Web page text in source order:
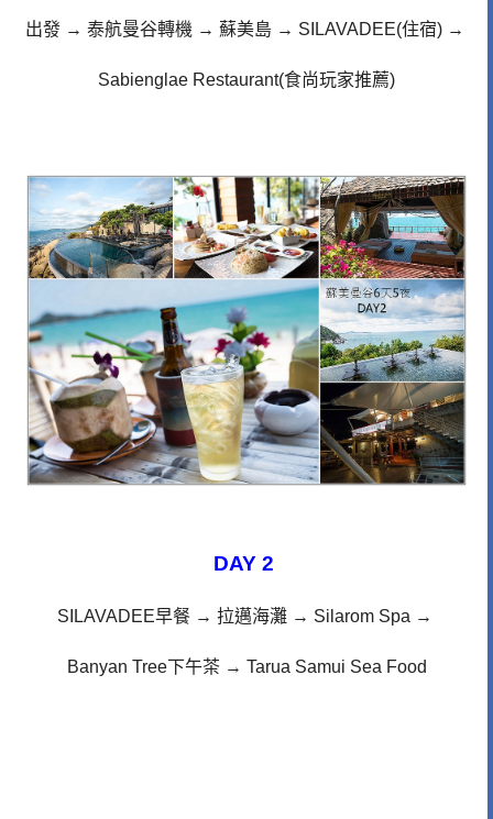
出發 → 泰航曼谷轉機 → 蘇美島 → SILAVADEE(住宿) →
Sabienglae Restaurant(食尚玩家推薦)
DAY 2
SILAVADEE早餐 → 拉邁海灘 → Silarom Spa →
Banyan Tree下午茶 → Tarua Samui Sea Food